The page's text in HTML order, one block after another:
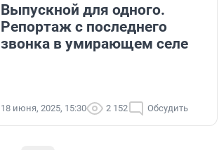
Выпускной для одного.
Репортаж с последнего
звонка в умирающем селе
18 июня, 2025, 15:30 2 152 Обсудить